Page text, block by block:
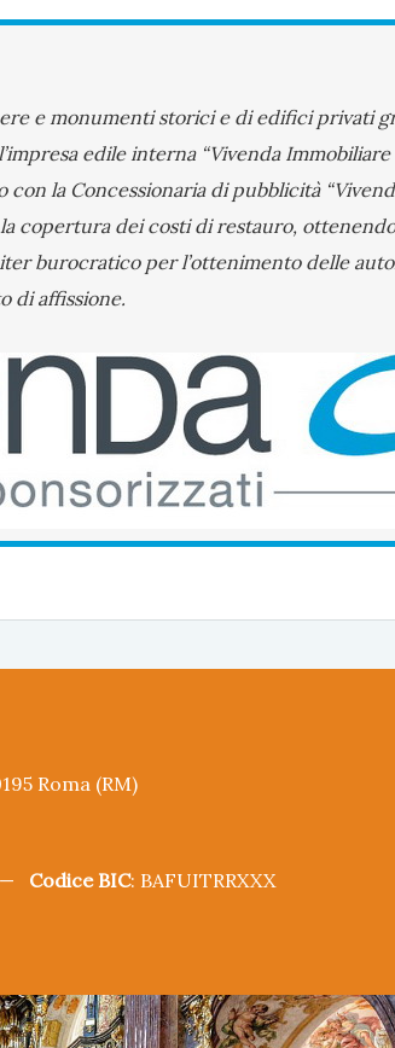
e monumenti storici e di edifici privati
edile interna “Vivenda
la Concessionaria di pubblicità
copertura dei costi di restauro,
burocratico per l’ottenimento delle
di affissione.
Roma (RM)
— Codice BIC: BAFUITRRXXX